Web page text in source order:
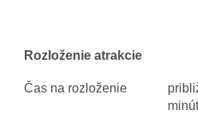
Rozloženie atrakcie
Čas na rozloženie
minút